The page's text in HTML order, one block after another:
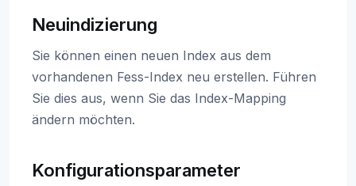
Neuindizierung
Sie können einen neuen Index aus dem
vorhandenen Fess-Index neu erstellen. Führen
Sie dies aus, wenn Sie das Index-Mapping
ändern möchten.
Konfigurationsparameter